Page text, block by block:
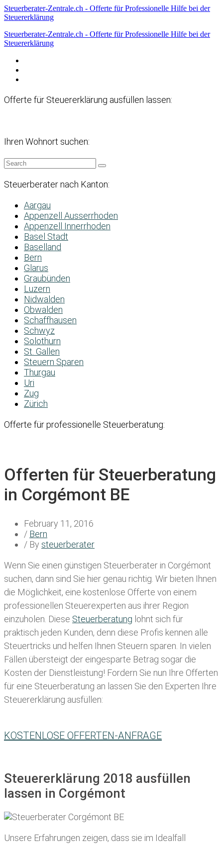
Steuerberater-Zentrale.ch - Offerte für Professionelle Hilfe bei der
Steuererklärung
Steuerberater-Zentrale.ch - Offerte für Professionelle Hilfe bei der
Steuererklärung
Offerte für Steuererklärung ausfüllen lassen:
Ihren Wohnort suchen:
Steuerberater nach Kanton:
Aargau
Appenzell Ausserrhoden
Appenzell Innerrhoden
Basel Stadt
Baselland
Bern
Glarus
Graubünden
Luzern
Nidwalden
Obwalden
Schaffhausen
Schwyz
Solothurn
St. Gallen
Steuern Sparen
Thurgau
Uri
Zug
Zürich
Offerte für professionelle Steuerberatung:
Offerten für Steuerberatung
in Corgémont BE
February 11, 2016
/ Bern
/ By steuerberater
Wenn Sie einen günstigen Steuerberater in Corgémont
suchen, dann sind Sie hier genau richtig. Wir bieten Ihnen
die Möglichkeit, eine kostenlose Offerte von einem
professionellen Steuerexperten aus ihrer Region
einzuholen. Diese Steuerberatung lohnt sich für
praktisch jeden Kunden, denn diese Profis kennen alle
Steuertricks und helfen Ihnen Steuern sparen. In vielen
Fällen übersteigt der eingesparte Betrag sogar die
Kosten der Dienstleistung! Fordern Sie nun Ihre Offerten
für eine Steuerberatung an lassen Sie den Experten Ihre
Steuererklärung ausfüllen:
KOSTENLOSE OFFERTEN-ANFRAGE
Steuererklärung 2018 ausfüllen
lassen in Corgémont
Unsere Erfahrungen zeigen, dass sie im Idealfall